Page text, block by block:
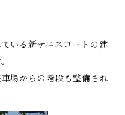
いる新テニスコートの建
場からの階段も整備され